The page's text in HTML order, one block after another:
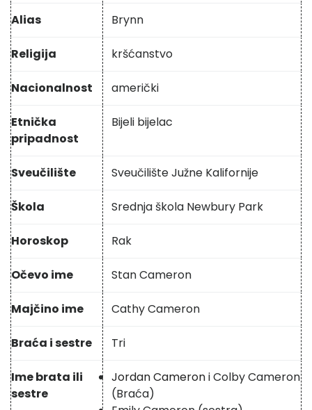
Alias Brynn
Religija kršćanstvo
Nacionalnost američki
Etnička
pripadnost
Bijeli bijelac
Sveučilište Sveučilište Južne Kalifornije
Škola Srednja škola Newbury Park
Horoskop Rak
Očevo ime Stan Cameron
Majčino ime Cathy Cameron
Braća i sestre Tri
Ime brata ili
sestre
Jordan Cameroni Colby Cameron
(Braća)